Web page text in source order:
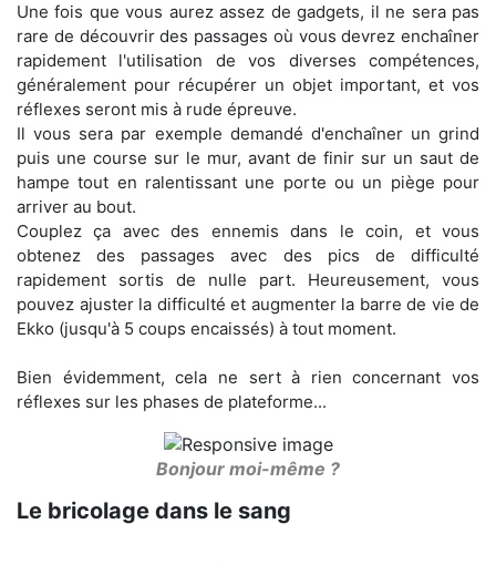
Une fois que vous aurez assez de gadgets, il ne sera pas
rare de découvrir des passages où vous devrez enchaîner
rapidement l'utilisation de vos diverses compétences,
généralement pour récupérer un objet important, et vos
réflexes seront mis à rude épreuve.
Il vous sera par exemple demandé d'enchaîner un grind
puis une course sur le mur, avant de finir sur un saut de
hampe tout en ralentissant une porte ou un piège pour
arriver au bout.
Couplez ça avec des ennemis dans le coin, et vous
obtenez des passages avec des pics de difficulté
rapidement sortis de nulle part. Heureusement, vous
pouvez ajuster la difficulté et augmenter la barre de vie de
Ekko (jusqu'à 5 coups encaissés) à tout moment.
Bien évidemment, cela ne sert à rien concernant vos
réflexes sur les phases de plateforme...
Bonjour moi-même ?
Le bricolage dans le sang